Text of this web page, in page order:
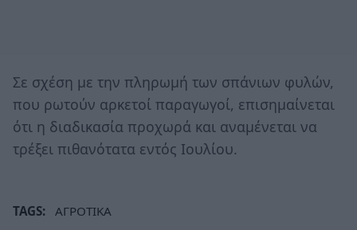
Σε σχέση με την πληρωμή των σπάνιων φυλών,
που ρωτούν αρκετοί παραγωγοί, επισημαίνεται
ότι η διαδικασία προχωρά και αναμένεται να
τρέξει πιθανότατα εντός Ιουλίου.
TAGS: ΑΓΡΟΤΙΚΑ